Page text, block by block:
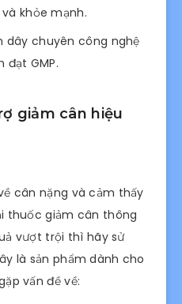
khỏe mạnh.
dây chuyên công nghệ
đạt GMP.
giảm cân hiệu
cân nặng và cảm thấy
thuốc giảm cân thông
vượt trội thì hãy sử
là sản phẩm dành cho
vấn đề về: